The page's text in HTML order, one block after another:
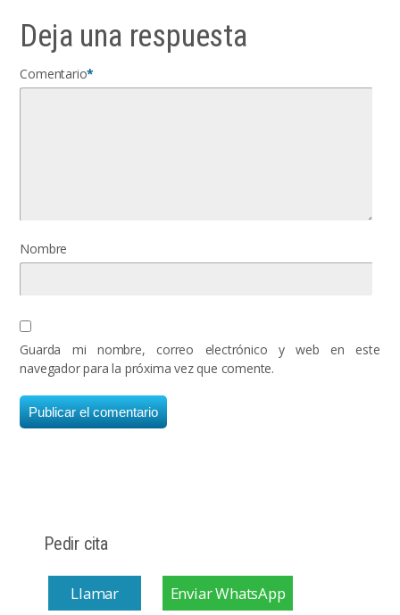
Deja una respuesta
Comentario*
Nombre
Guarda mi nombre, correo electrónico y web en este
navegador para la próxima vez que comente.
Pedir cita
Llamar Enviar WhatsApp